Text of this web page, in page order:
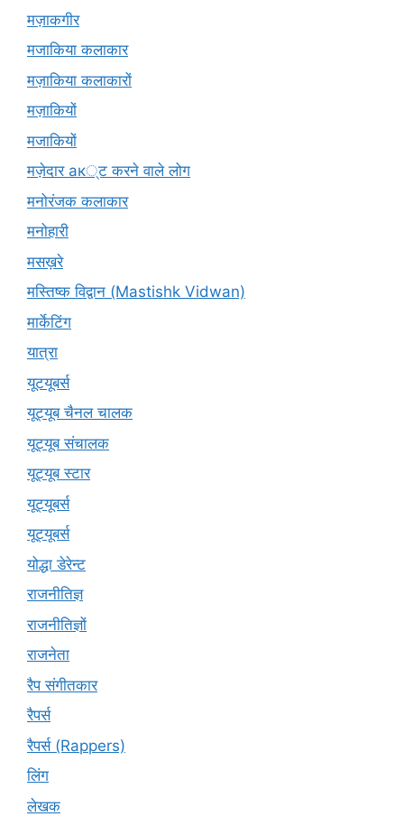
मज़ाकगीर
मजाकिया कलाकार
मज़ाकिया कलाकारों
मज़ाकियों
मजाकियों
मज़ेदार ак्ट करने वाले लोग
मनोरंजक कलाकार
मनोहारी
मसख़रे
मस्तिष्क विद्वान (Mastishk Vidwan)
मार्केटिंग
यात्रा
यूटयूबर्स
यूट्यूब चैनल चालक
यूट्यूब संचालक
यूट्यूब स्टार
यूट्‍यूबर्स
यूट्यूबर्स
योद्धा डेरेन्ट
राजनीतिज्ञ
राजनीतिज्ञों
राजनेता
रैप संगीतकार
रैपर्स
रैपर्स (Rappers)
लिंग
लेखक